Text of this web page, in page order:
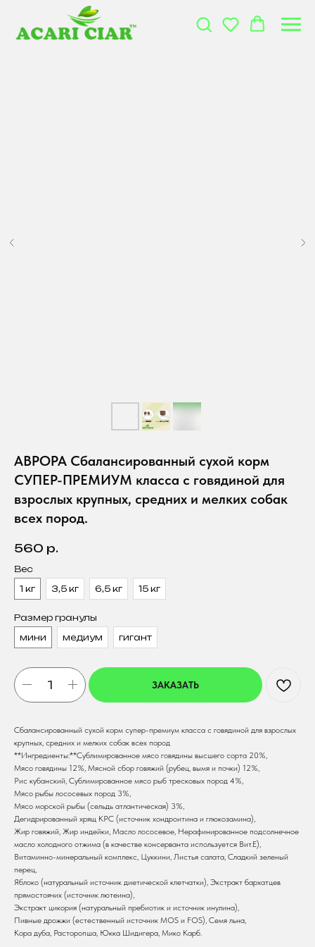
АВРОРА Сбалансированный сухой корм
СУПЕР-ПРЕМИУМ класса с говядиной для
взрослых крупных, средних и мелких собак
всех пород.
560 р.
Вес
1 кг
3,5 кг 6,5 кг 15 кг
Размер гранулы
мини
медиум гигант
ЗАКАЗАТЬ
Сбалансированный сухой корм супер-премиум класса с говядиной для взрослых
крупных, средних и мелких собак всех пород
**Ингредиенты:**Сублимированное мясо говядины высшего сорта 20%,
Мясо говядины 12%, Мясной сбор говяжий (рубец, вымя и почки) 12%,
Рис кубанский, Сублимированное мясо рыб тресковых пород 4%,
Мясо рыбы лососевых пород 3%,
Мясо морской рыбы (сельдь атлантическая) 3%,
Дегидрированный хрящ КРС (источник хондроитина и глюкозамина),
Жир говяжий, Жир индейки, Масло лососевое, Нерафинированное подсолнечное
масло холодного отжима (в качестве консерванта используется Вит.E),
Витаминно-минеральный комплекс, Цуккини, Листья салата, Сладкий зеленый
перец,
Яблоко (натуральный источник диетической клетчатки), Экстракт бархатцев
прямостоячих (источник лютеина),
Экстракт цикория (натуральный пребиотик и источник инулина),
Пивные дрожжи (естественный источник MOS и FOS), Семя льна,
Кора дуба, Расторопша, Юкка Шидигера, Мико Карб.